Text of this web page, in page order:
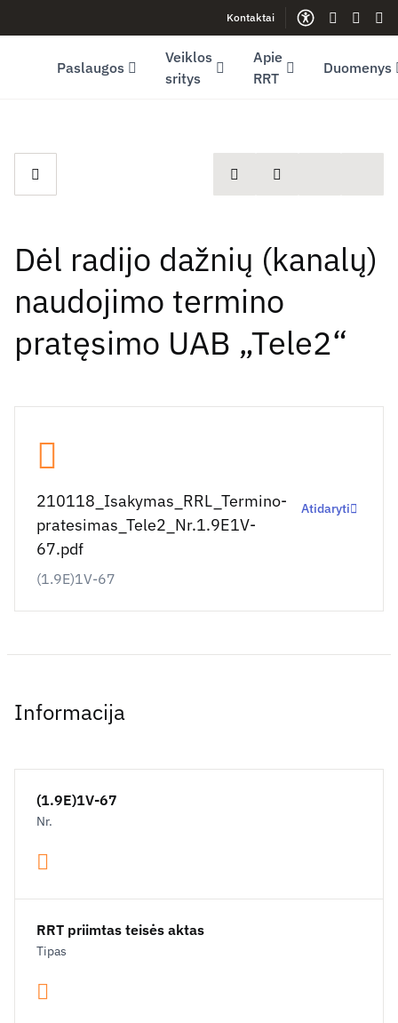
Youtube (opens in new window)Kontaktai
Gestų
Paslaugos
Veiklos
sritys
Apie
RRT
Duomenys
spausdintiDalintis
Dėl radijo dažnių (kanalų)
naudojimo termino
pratęsimo UAB „Tele2“
210118_Isakymas_RRL_Termino-
pratesimas_Tele2_Nr.1.9E1V-
67.pdf
(1.9E)1V-67
Atidaryti
Informacija
(1.9E)1V-67
Nr.
RRT priimtas teisės aktas
Tipas